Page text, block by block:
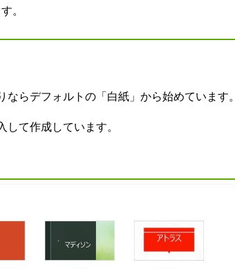
。
らデフォルトの「白紙」から始めています。
て作成しています。